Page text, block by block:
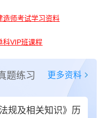
造师考试学习资料
科VIP班课程
题练习 更多资料
规及相关知识》历